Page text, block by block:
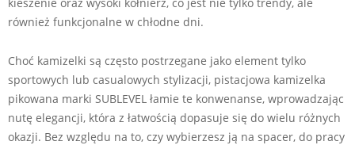
również funkcjonalne w chłodne dni.
Choć kamizelki są często postrzegane jako element tylko
sportowych lub casualowych stylizacji, pistacjowa kamizelka
pikowana marki SUBLEVEL łamie te konwenanse, wprowadzając
nutę elegancji, która z łatwością dopasuje się do wielu różnych
okazji. Bez względu na to, czy wybierzesz ją na spacer, do pracy